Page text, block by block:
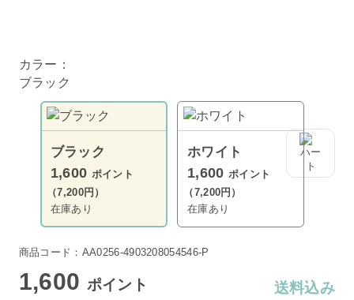
カラー：
ブラック
ブラック
1,600 ポイント
（7,200円）
在庫あり
ホワイト
1,600 ポイント
（7,200円）
在庫あり
商品コード：AA0256-4903208054546-P
1,600 ポイント 送料込み